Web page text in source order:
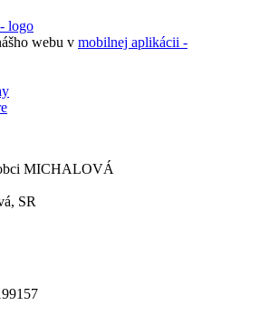
webu v mobilnej aplikácii -
MICHALOVÁ
SR